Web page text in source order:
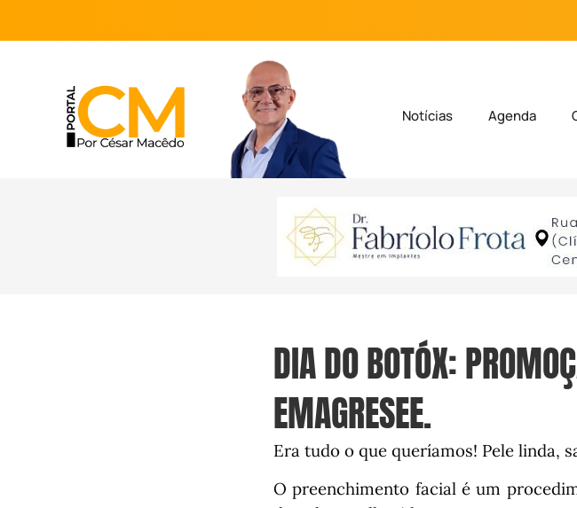
Notícias Agenda
DIA DO BOTÓX:
EMAGRESEE.
Era tudo o que queríamos! Pele linda,
O preenchimento facial é um